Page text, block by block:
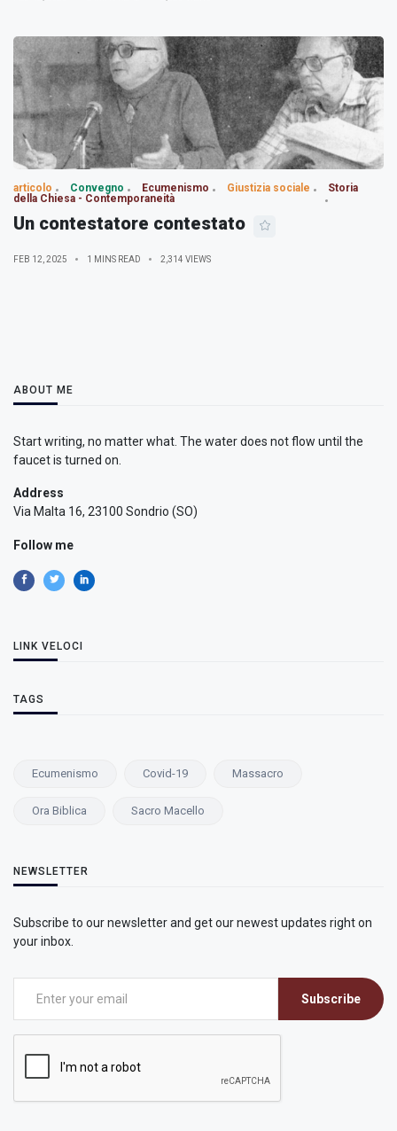
articolo Convegno Ecumenismo Giustizia sociale
Storia
della Chiesa - Contemporaneità
Un contestatore contestato
FEB 12, 2025 1 MINS READ 2,314 VIEWS
ABOUT ME
Start writing, no matter what. The water does not flow until the
faucet is turned on.
Address
Via Malta 16, 23100 Sondrio (SO)
Follow me
LINK VELOCI
TAGS
Ecumenismo Covid-19 Massacro
Ora Biblica Sacro Macello
NEWSLETTER
Subscribe to our newsletter and get our newest updates right on
your inbox.
Subscribe